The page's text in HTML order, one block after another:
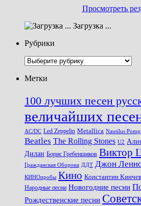
Просмотреть
Загрузка ...
Рубрики
Рубрики
Метки
100 лучших песен
величайших
AC/DC Led Zeppelin Metallica Nautilus
Beatles The Rolling Stones U2
Дилан Борис Гребенщиков Виктор
Гражданская Оборона ДДТ Джон
КИНОпробы Кино Константин Кинчев
Народные песни Новогодние песни
Рождественские песни